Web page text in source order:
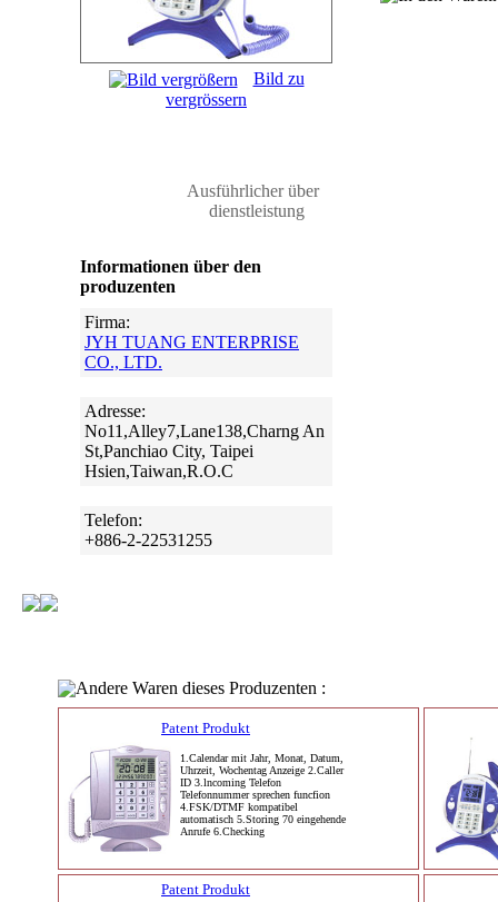
Bild zu
vergrössern
Ausführlicher über
dienstleistung
Informationen über den
produzenten
Firma:
JYH TUANG ENTERPRISE
CO., LTD.
Adresse:
No11,Alley7,Lane138,Charng An
St,Panchiao City, Taipei
Hsien,Taiwan,R.O.C
Telefon:
+886-2-22531255
Andere Waren dieses Produzenten :
Patent Produkt
1.Calendar mit Jahr, Monat, Datum,
Uhrzeit, Wochentag Anzeige 2.Caller
ID 3.lncoming Telefon
Telefonnummer sprechen funcfion
4.FSK/DTMF kompatibel
automatisch 5.Storing 70 eingehende
Anrufe 6.Checking
Patent Produkt